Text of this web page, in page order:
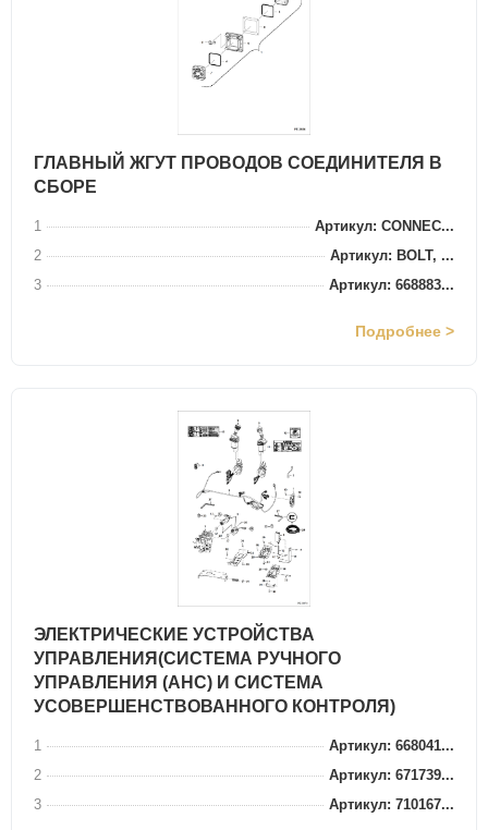
ГЛАВНЫЙ ЖГУТ ПРОВОДОВ СОЕДИНИТЕЛЯ В
СБОРЕ
1
Артикул: CONNEC...
2
Артикул: BOLT, ...
3
Артикул: 668883...
Подробнее >
ЭЛЕКТРИЧЕСКИЕ УСТРОЙСТВА
УПРАВЛЕНИЯ(СИСТЕМА РУЧНОГО
УПРАВЛЕНИЯ (AHC) И СИСТЕМА
УСОВЕРШЕНСТВОВАННОГО КОНТРОЛЯ)
1
Артикул: 668041...
2
Артикул: 671739...
3
Артикул: 710167...